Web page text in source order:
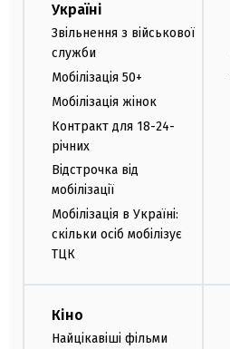
Україні
Звільнення з військової
служби
Мобілізація 50+
Мобілізація жінок
Контракт для 18-24-
річних
Відстрочка від
мобілізації
Мобілізація в Україні:
скільки осіб мобілізує
ТЦК
Кіно
Найцікавіші фільми